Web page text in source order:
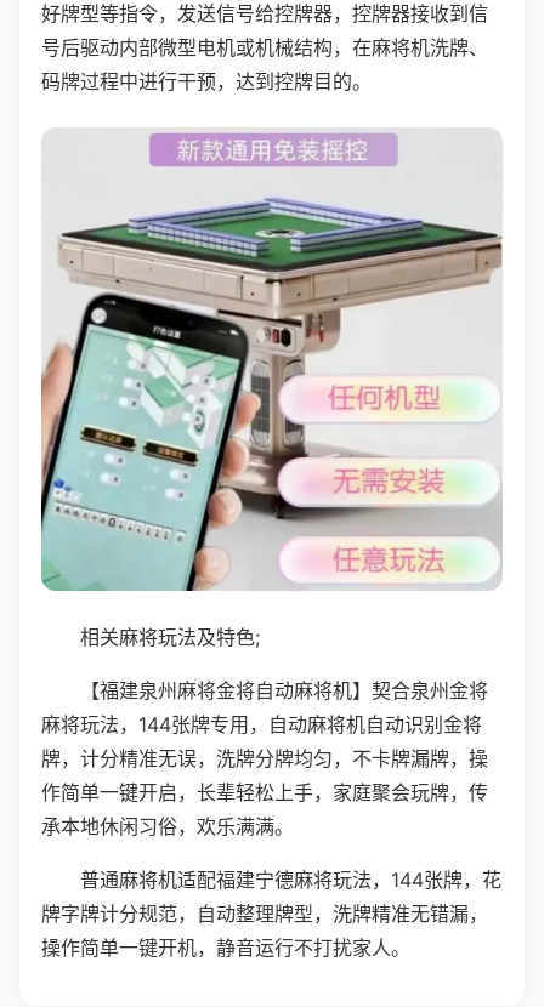
好牌型等指令，发送信号给控牌器，控牌器接收到信
号后驱动内部微型电机或机械结构，在麻将机洗牌、
码牌过程中进行干预，达到控牌目的。
相关麻将玩法及特色;
【福建泉州麻将金将自动麻将机】契合泉州金将
麻将玩法，144张牌专用，自动麻将机自动识别金将
牌，计分精准无误，洗牌分牌均匀，不卡牌漏牌，操
作简单一键开启，长辈轻松上手，家庭聚会玩牌，传
承本地休闲习俗，欢乐满满。
普通麻将机适配福建宁德麻将玩法，144张牌，花
牌字牌计分规范，自动整理牌型，洗牌精准无错漏，
操作简单一键开机，静音运行不打扰家人。